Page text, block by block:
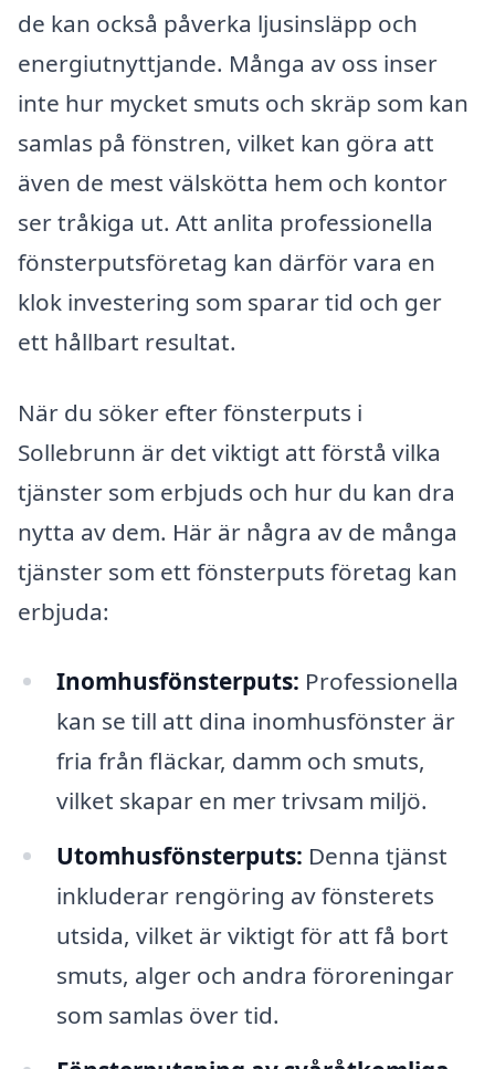
de kan också påverka ljusinsläpp och
energiutnyttjande. Många av oss inser
inte hur mycket smuts och skräp som kan
samlas på fönstren, vilket kan göra att
även de mest välskötta hem och kontor
ser tråkiga ut. Att anlita professionella
fönsterputsföretag kan därför vara en
klok investering som sparar tid och ger
ett hållbart resultat.
När du söker efter fönsterputs i
Sollebrunn är det viktigt att förstå vilka
tjänster som erbjuds och hur du kan dra
nytta av dem. Här är några av de många
tjänster som ett fönsterputs företag kan
erbjuda:
Inomhusfönsterputs: Professionella
kan se till att dina inomhusfönster är
fria från fläckar, damm och smuts,
vilket skapar en mer trivsam miljö.
Utomhusfönsterputs: Denna tjänst
inkluderar rengöring av fönsterets
utsida, vilket är viktigt för att få bort
smuts, alger och andra föroreningar
som samlas över tid.